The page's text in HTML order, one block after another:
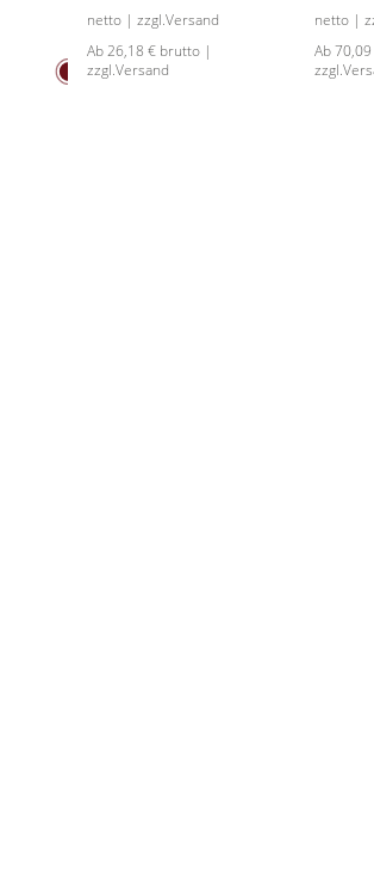
netto | zzgl.Versand
Ab 26,18 € brutto |
zzgl.Versand
netto |
Ab